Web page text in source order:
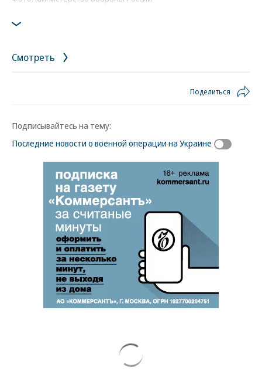
Смотреть
Поделиться
Подписывайтесь на тему:
Последние новости о военной операции на Украине